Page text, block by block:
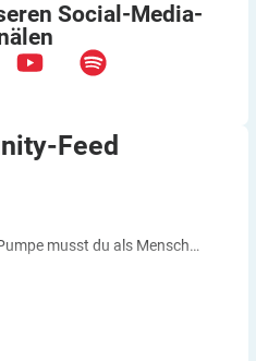
Social-Media-
Feed
musst du als Mensch
also. Du kannst aber die
z.B. In den frühen
zuführen. Auch bei